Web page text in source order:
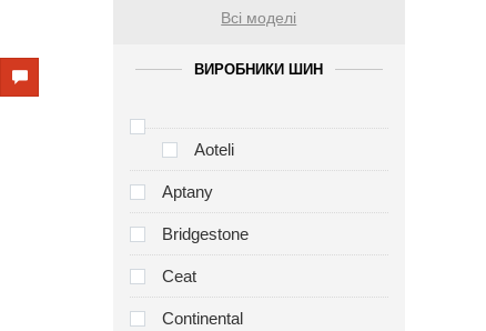
Всі моделі
ВИРОБНИКИ ШИН
Aoteli
Aptany
Bridgestone
Ceat
Continental